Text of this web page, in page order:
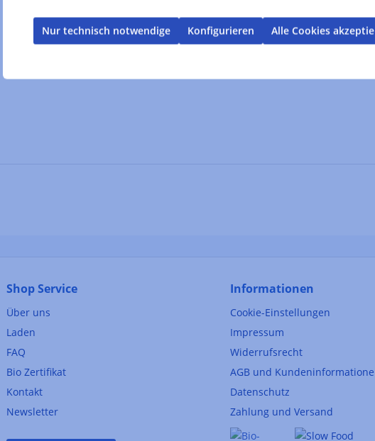
Shop Service
Über uns
Laden
FAQ
Bio Zertifikat
Kontakt
Newsletter
Informationen
Cookie-Einstellungen
Impressum
Widerrufsrecht
AGB und
Datenschutz
Zahlung und Versand
Nur technisch notwendige Konfigurieren Alle Cookies